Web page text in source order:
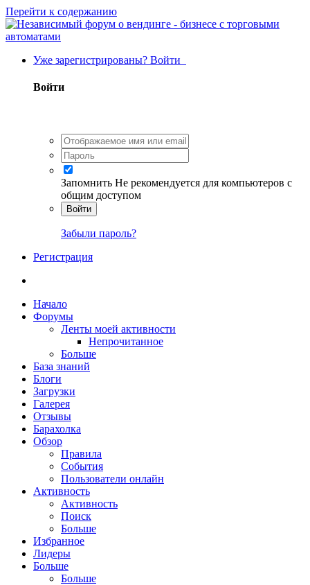
Перейти к содержанию
Уже зарегистрированы? Войти
Войти
Запомнить Не рекомендуется для компьютеров с
общим доступом
Войти
Забыли пароль?
Регистрация
Начало
Форумы
Ленты моей активности
Непрочитанное
Больше
База знаний
Блоги
Загрузки
Галерея
Отзывы
Барахолка
Обзор
Правила
События
Пользователи онлайн
Активность
Активность
Поиск
Больше
Избранное
Лидеры
Больше
Больше